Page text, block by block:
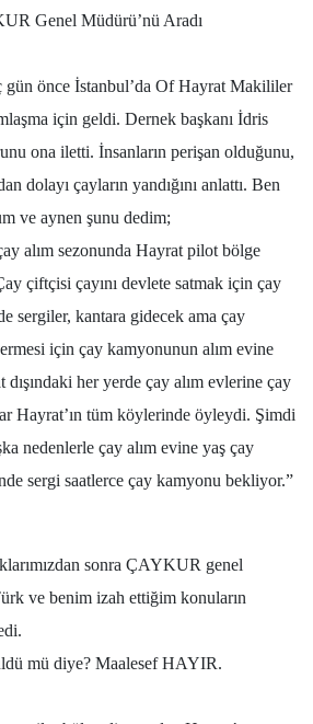
Genel Müdürü’nü Aradı
gün önce İstanbul’da Of Hayrat Makililer
için geldi. Dernek başkanı İdris
ona iletti. İnsanların perişan olduğunu,
dolayı çayların yandığını anlattı. Ben
ve aynen şunu dedim;
alım sezonunda Hayrat pilot bölge
çiftçisi çayını devlete satmak için çay
sergiler, kantara gidecek ama çay
için çay kamyonunun alım evine
dışındaki her yerde çay alım evlerine çay
Hayrat’ın tüm köylerinde öyleydi. Şimdi
nedenlerle çay alım evine yaş çay
sergi saatlerce çay kamyonu bekliyor.”
sonra ÇAYKUR genel
ve benim izah ettiğim konuların
mü diye? Maalesef HAYIR.